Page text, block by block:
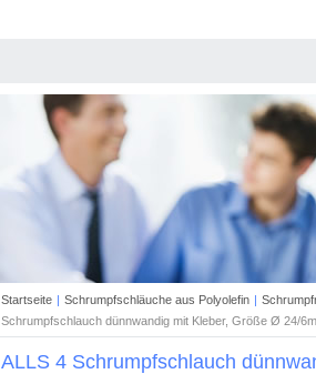
Startseite | Schrumpfschläuche aus Polyolefin |
Schrumpfschlauch dünnwandig mit Kleber, Größe Ø 24/
ALLS 4 Schrumpfschlauch